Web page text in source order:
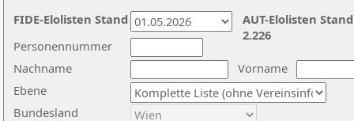
Nachname
Vorname
Ebene
Personennummer
Bundesland
AUT-Elolisten
2.226
FIDE-Elolisten Stand